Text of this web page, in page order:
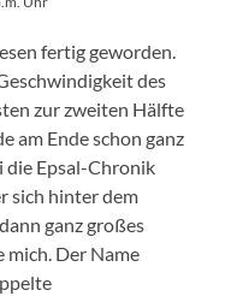
fertig geworden.
des
zur zweiten Hälfte
am Ende schon ganz
die Epsal-Chronik
sich hinter dem
ganz großes
mich. Der Name